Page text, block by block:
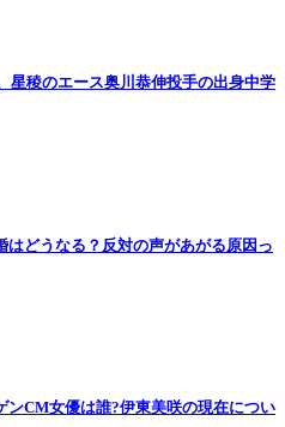
星稜のエース奥川恭伸投手の出身中学
はどうなる？反対の声があがる原因っ
ンCM女優は誰?伊東美咲の現在につい